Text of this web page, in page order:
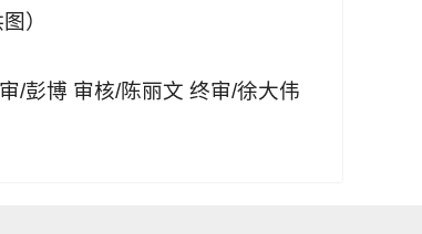
）
/彭博 审核/陈丽文 终审/徐大伟